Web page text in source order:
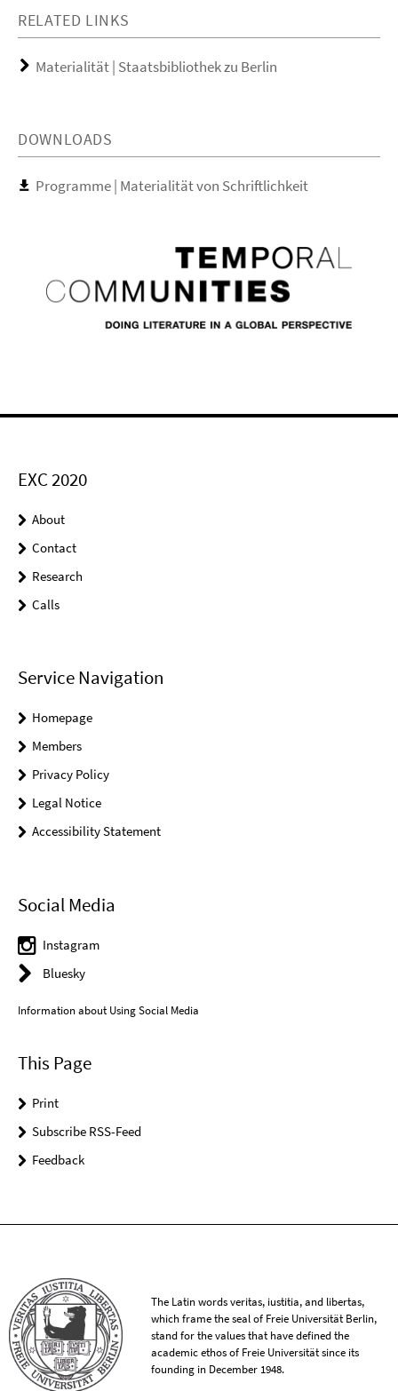
RELATED LINKS
Materialität | Staatsbibliothek zu Berlin
DOWNLOADS
Programme | Materialität von Schriftlichkeit
EXC 2020
About
Contact
Research
Calls
Service Navigation
Homepage
Members
Privacy Policy
Legal Notice
Accessibility Statement
Social Media
Instagram
Bluesky
Information about Using Social Media
This Page
Print
Subscribe RSS-Feed
Feedback
The Latin words veritas, iustitia, and libertas,
which frame the seal of Freie Universität Berlin,
stand for the values that have defined the
academic ethos of Freie Universität since its
founding in December 1948.